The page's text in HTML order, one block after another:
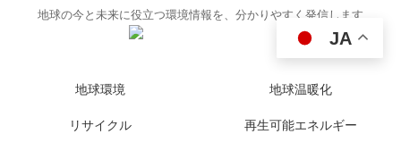
地球の今と未来に役立つ環境情報を、分かりやすく発信します
地球環境 地球温暖化
リサイクル 再生可能エネルギー
JA